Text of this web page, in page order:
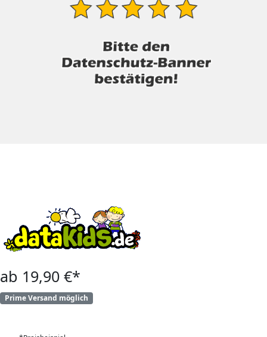
ab 19,90 €*
Prime Versand möglich